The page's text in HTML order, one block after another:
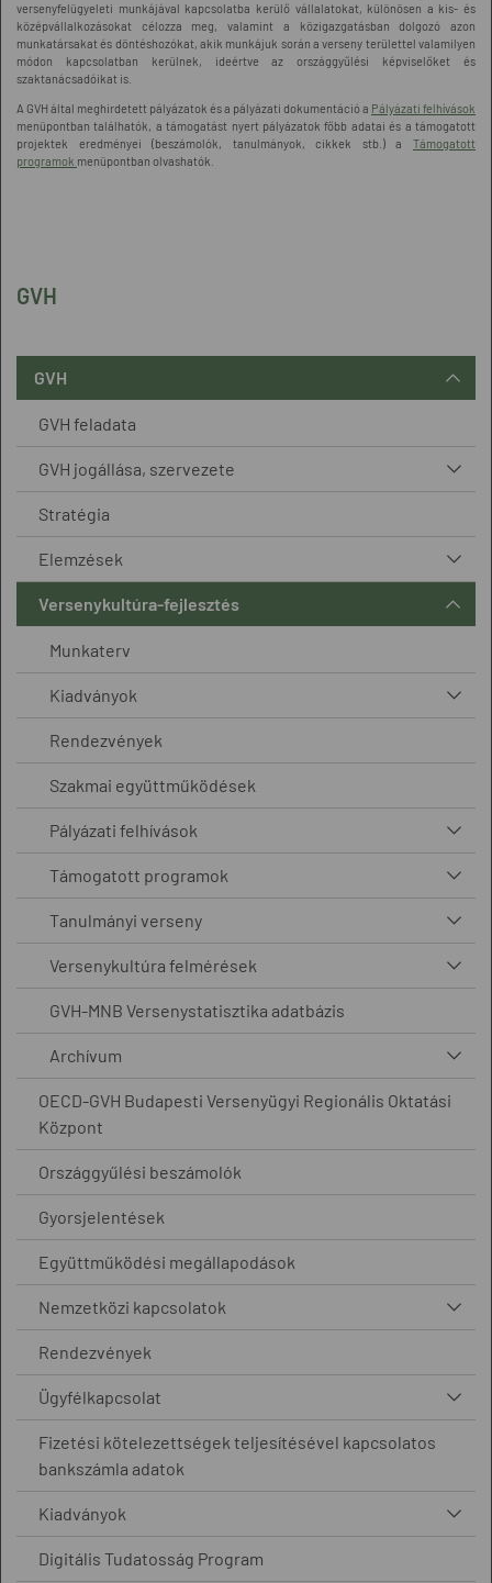
GVH
GVH
GVH feladata
GVH jogállása, szervezete
Stratégia
Elemzések
Versenykultúra-fejlesztés
Munkaterv
Kiadványok
Rendezvények
Szakmai együttműködések
Pályázati felhívások
Támogatott programok
Tanulmányi verseny
Versenykultúra felmérések
GVH-MNB Versenystatisztika adatbázis
Archívum
OECD-GVH Budapesti Versenyügyi Regionális Oktatási
Központ
Országgyűlési beszámolók
Gyorsjelentések
Együttműködési megállapodások
Nemzetközi kapcsolatok
Rendezvények
Ügyfélkapcsolat
Fizetési kötelezettségek teljesítésével kapcsolatos
bankszámla adatok
Kiadványok
Digitális Tudatosság Program
versenyfelügyeleti munkájával kapcsolatba kerülő vállalatokat, különösen a kis- és
középvállalkozásokat célozza meg, valamint a közigazgatásban dolgozó azon
munkatársakat és döntéshozókat, akik munkájuk során a verseny területtel valamilyen
módon kapcsolatban kerülnek, ideértve az országgyűlési képviselőket és
szaktanácsadóikat is.
A GVH által meghirdetett pályázatok és a pályázati dokumentáció a Pályázati felhívások
menüpontban találhatók, a támogatást nyert pályázatok főbb adatai és a támogatott
projektek eredményei (beszámolók, tanulmányok, cikkek stb.) a Támogatott
programok menüpontban olvashatók.